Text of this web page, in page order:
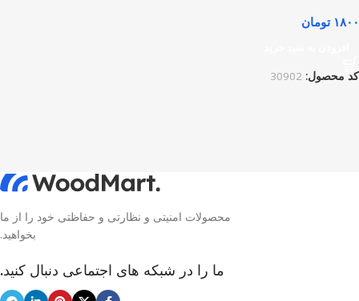
۱۸۰۰ تومان
کد محصول: 30902
محصولات امنیتی و نظارتی و حفاظتی خود را از ما
بخواهید.
ما را در شبکه های اجتماعی دنبال کنید.